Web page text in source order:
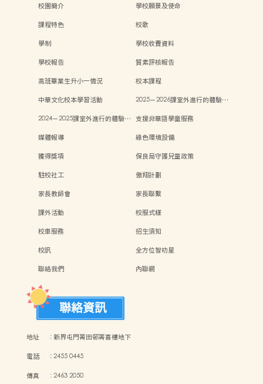
校園簡介
學校願景及使命
課程特色
校歌
學制
學校收費資料
學校報告
質素評核報告
高班畢業生升小一情況
校本課程
中華文化校本學習活動
2025－2026課室外進行的體驗…
2024－2025課室外進行的體驗…
支援非華語學童服務
媒體報導
綠色環境設備
獲得獎項
保良局守護兒童政策
駐校社工
傲翔計劃
家長教師會
家長聯繫
課外活動
校服式樣
校車服務
招生須知
校訊
全方位智叻星
聯絡我們
內聯網
聯絡資訊
地址 :新界屯門菁田邨菁喜樓地下
電話 :2455 0445
傳真 :2463 2050